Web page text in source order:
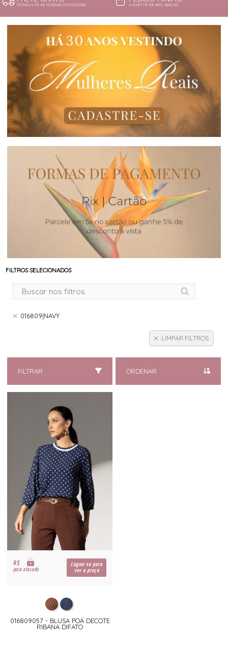
CONSULTE AS NOSSAS CONDIÇÕES A PARTIR DE BRL 800,00
FILTROS SELECIONADOS
016809|NAVY
LIMPAR FILTROS
FILTRAR ORDENAR
R$
para atacado
Logue-se para
ver o preço
016809057 - BLUSA POÁ DECOTE
RIBANA DIFATO